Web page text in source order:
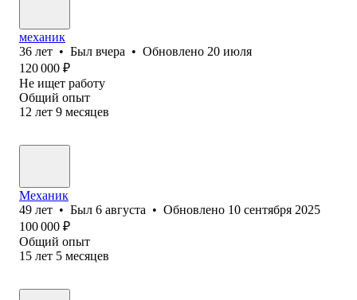
механик
36 лет • Был вчера • Обновлено 20 июля
120 000 ₽
Не ищет работу
Общий опыт
12 лет 9 месяцев
Механик
49 лет • Был 6 августа • Обновлено 10 сентября 2025
100 000 ₽
Общий опыт
15 лет 5 месяцев